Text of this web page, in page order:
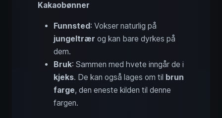
Kakaobønner
Funnsted: Vokser naturlig på
jungeltrær og kan bare dyrkes på
dem.
Bruk: Sammen med hvete inngår de i
kjeks. De kan også lages om til brun
farge, den eneste kilden til denne
fargen.